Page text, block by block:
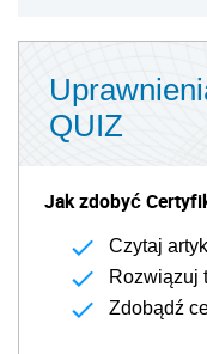
QUIZ
Jak zdobyć
Czytaj
Rozwiązuj
Zdobądź